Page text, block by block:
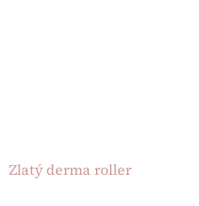
Zlatý derma roller